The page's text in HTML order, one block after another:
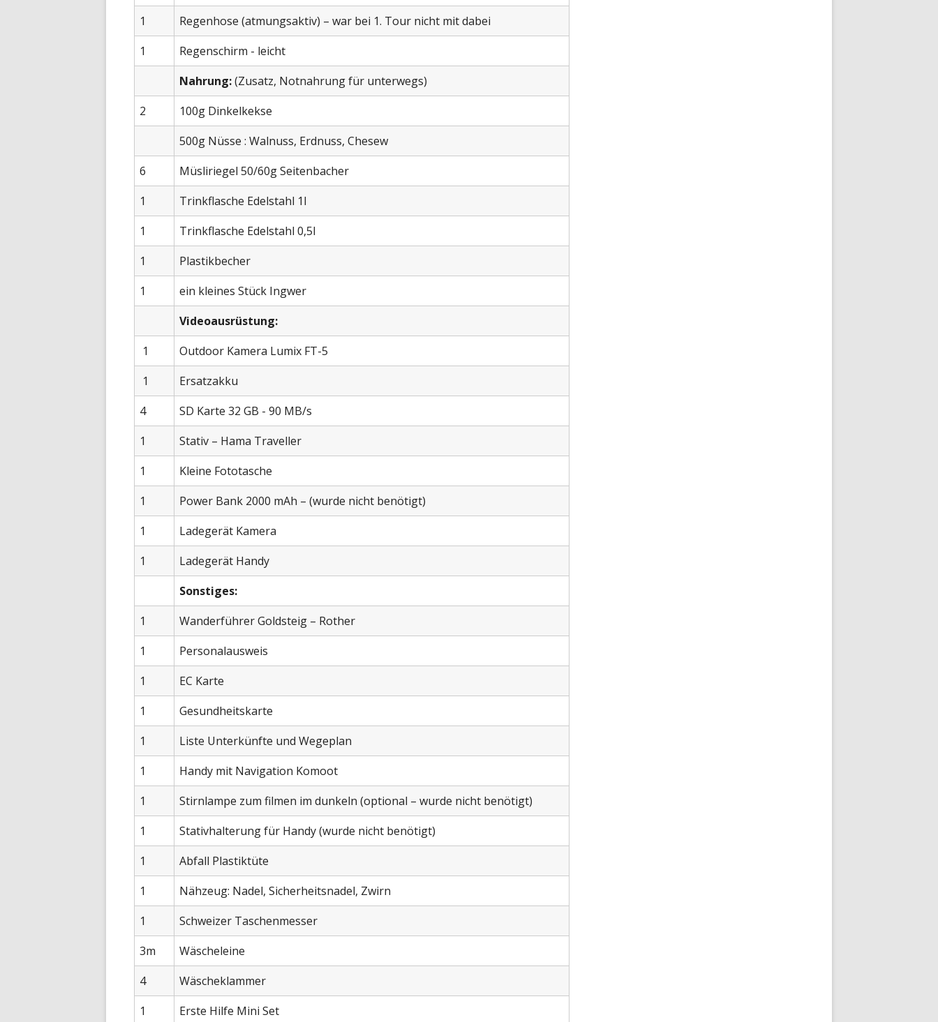
1
Regenhose (atmungsaktiv) – war bei 1. Tour nicht mit dabei
1
Regenschirm - leicht
Nahrung:(Zusatz, Notnahrung für unterwegs)
2
100g Dinkelkekse
500g Nüsse : Walnuss, Erdnuss, Chesew
6
Müsliriegel 50/60g Seitenbacher
1
Trinkflasche Edelstahl 1l
1
Trinkflasche Edelstahl 0,5l
1
Plastikbecher
1
ein kleines Stück Ingwer
Videoausrüstung:
1
Outdoor Kamera Lumix FT-5
1
Ersatzakku
4
SD Karte 32 GB - 90 MB/s
1
Stativ – Hama Traveller
1
Kleine Fototasche
1
Power Bank 2000 mAh – (wurde nicht benötigt)
1
Ladegerät Kamera
1
Ladegerät Handy
Sonstiges:
1
Wanderführer Goldsteig – Rother
1
Personalausweis
1
EC Karte
1
Gesundheitskarte
1
Liste Unterkünfte und Wegeplan
1
Handy mit Navigation Komoot
1
Stirnlampe zum filmen im dunkeln (optional – wurde nicht benötigt)
1
Stativhalterung für Handy (wurde nicht benötigt)
1
Abfall Plastiktüte
1
Nähzeug: Nadel, Sicherheitsnadel, Zwirn
1
Schweizer Taschenmesser
3m
Wäscheleine
4
Wäscheklammer
1
Erste Hilfe Mini Set